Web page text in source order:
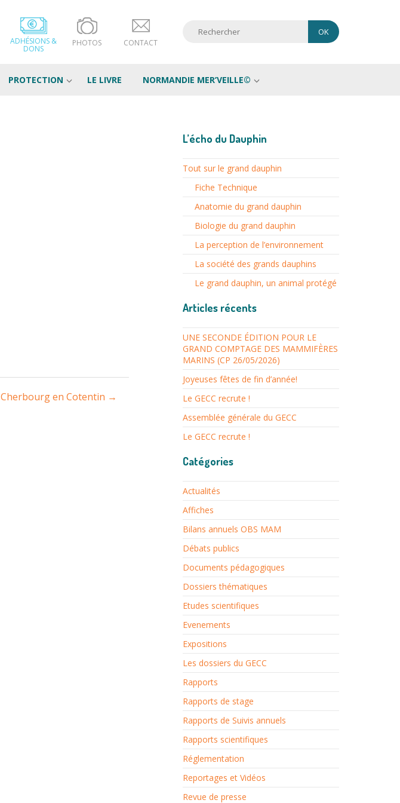
ADHÉSIONS &
DONS
PHOTOS CONTACT
PROTECTION LE LIVRE NORMANDIE MER’VEILLE©
Cherbourg en Cotentin →
L’écho du Dauphin
Tout sur le grand dauphin
Fiche Technique
Anatomie du grand dauphin
Biologie du grand dauphin
La perception de l’environnement
La société des grands dauphins
Le grand dauphin, un animal protégé
Articles récents
UNE SECONDE ÉDITION POUR LE
GRAND COMPTAGE DES MAMMIFÈRES
MARINS (CP 26/05/2026)
Joyeuses fêtes de fin d’année!
Le GECC recrute !
Assemblée générale du GECC
Le GECC recrute !
Catégories
Actualités
Affiches
Bilans annuels OBS MAM
Débats publics
Documents pédagogiques
Dossiers thématiques
Etudes scientifiques
Evenements
Expositions
Les dossiers du GECC
Rapports
Rapports de stage
Rapports de Suivis annuels
Rapports scientifiques
Réglementation
Reportages et Vidéos
Revue de presse